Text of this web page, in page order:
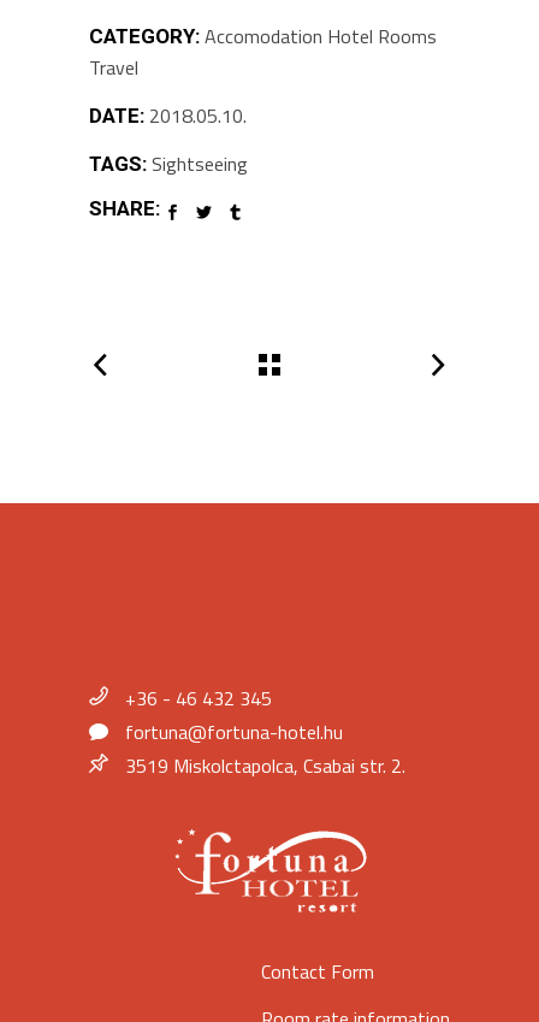
CATEGORY: Accomodation Hotel Rooms
Travel
DATE: 2018.05.10.
TAGS: Sightseeing
SHARE:
+36 - 46 432 345
fortuna@fortuna-hotel.hu
3519 Miskolctapolca, Csabai str. 2.
Contact Form